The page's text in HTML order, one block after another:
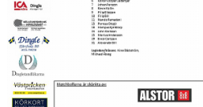
VÅRA LAG
KLUBBSHOP
MEDLEM